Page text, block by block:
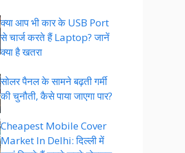
क्या आप भी कार के USB Port
से चार्ज करते हैं Laptop? जानें
क्या है खतरा
सोलर पैनल के सामने बढ़ती गर्मी
की चुनौती, कैसे पाया जाएगा पार?
Cheapest Mobile Cover
Market In Delhi: दिल्ली में